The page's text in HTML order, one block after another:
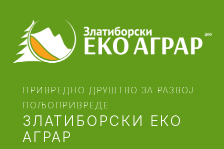
main
content
ЗЛАТИБОРСКИ ЕКО
АГРАР
ПРИВРЕДНО ДРУШТВО ЗА РАЗВОЈ
ПОЉОПРИВРЕДЕ